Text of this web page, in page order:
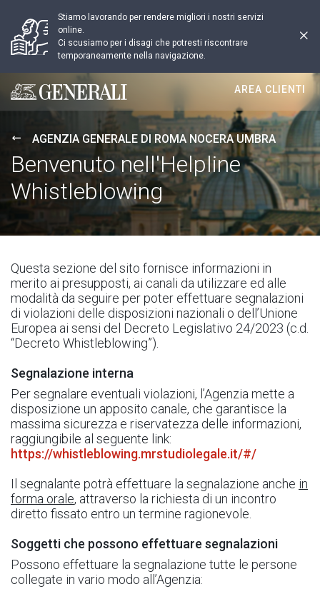
Stiamo lavorando per rendere migliori i nostri servizi
online.
Ci scusiamo per i disagi che potresti riscontrare
temporaneamente nella navigazione.
Generali logo
AREA CLIENTI
AGENZIA GENERALE DI ROMA NOCERA UMBRA
Benvenuto nell'Helpline
Whistleblowing
Questa sezione del sito fornisce informazioni in
merito ai presupposti, ai canali da utilizzare ed alle
modalità da seguire per poter effettuare segnalazioni
di violazioni delle disposizioni nazionali o dell’Unione
Europea ai sensi del Decreto Legislativo 24/2023 (c.d.
“Decreto Whistleblowing”).
Segnalazione interna
Per segnalare eventuali violazioni, l’Agenzia mette a
disposizione un apposito canale, che garantisce la
massima sicurezza e riservatezza delle informazioni,
raggiungibile al seguente link:
https://whistleblowing.mrstudiolegale.it/#/
Il segnalante potrà effettuare la segnalazione anche in
forma orale, attraverso la richiesta di un incontro
diretto fissato entro un termine ragionevole.
Soggetti che possono effettuare segnalazioni
Possono effettuare la segnalazione tutte le persone
collegate in vario modo all’Agenzia: